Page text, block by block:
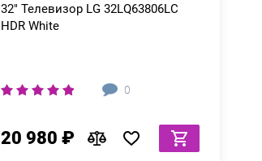
32" Телевизор LG 32LQ63806LC
HDR White
0
20 980 ₽